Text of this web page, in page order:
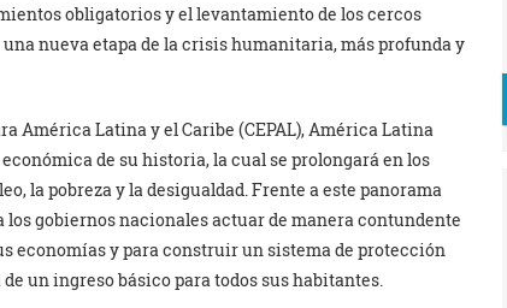
obligatorios y el levantamiento de los cercos
nueva etapa de la crisis humanitaria, más profunda y
América Latina y el Caribe (CEPAL), América Latina
de su historia, la cual se prolongará en los
la pobreza y la desigualdad. Frente a este panorama
los gobiernos nacionales actuar de manera contundente
economías y para construir un sistema de protección
un ingreso básico para todos sus habitantes.